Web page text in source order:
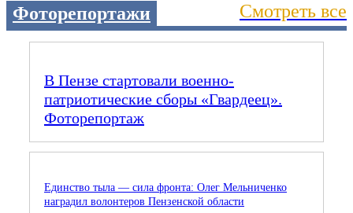
Фоторепортажи Смотреть все
В Пензе стартовали военно-
патриотические сборы «Гвардеец».
Фоторепортаж
Единство тыла — сила фронта: Олег Мельниченко
наградил волонтеров Пензенской области